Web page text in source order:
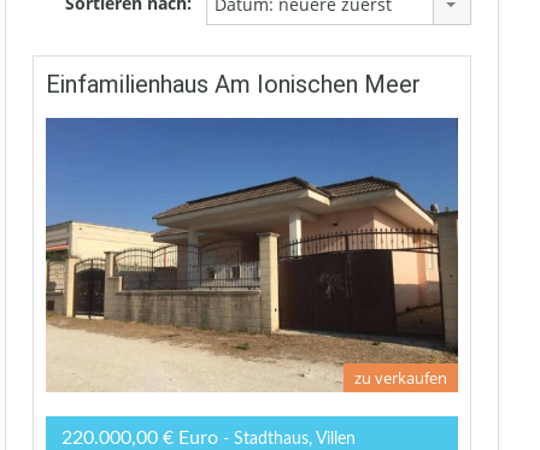
Einfamilienhaus Am Ionischen Meer
zu verkaufen
220.000,00 € Euro - Stadthaus, Villen